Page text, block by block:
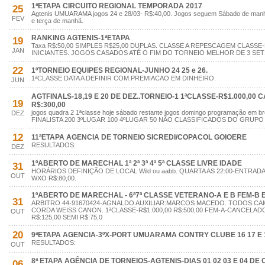
25
FEV
1ªETAPA CIRCUITO REGIONAL TEMPORADA 2017
Agtenis UMUARAMA jogos 24 e 28/03- R$:40,00. Jogos seguem Sábado de
e terça de manhã.
19
JAN
RANKING AGTENIS-1ªETAPA
Taxa R$:50,00 SIMPLES R$25,00 DUPLAS. CLASSE A REPESCAGEM
INICIANTES. JOGOS CASADOS ATÉ O FIM DO TORNEIO MELHOR DE 3
22
JUN
1ºTORNEIO EQUIPES REGIONAL-JUNHO 24 25 e 26.
1ªCLASSE DATA A DEFINIR COM.PREMIACAO EM DINHEIRO.
19
DEZ
AGTFINALS-18,19 E 20 DE DEZ..TORNEIO-1 1ªCLASSE-R$1.000,00
R$:300,00
jogos quadra 2 1ªclasse hoje sábado restante jogos domingo programação em
FINALISTA 200 3ºLUGAR 100 4ºLUGAR 50 NÃO CLASSIFICADOS DO
12
DEZ
11ªETAPA AGENCIA DE TORNEIO SICREDI/COPACOL GOIOERE
RESULTADOS:
31
OUT
1ºABERTO DE MARECHAL 1ª 2ª 3ª 4ª 5ª CLASSE LIVRE IDADE
HORÁRIOS DEFINIÇÃO DE LOCAL Wild ou aabb. QUARTA AS 22:00-
WXO R$:80,00.
31
OUT
1ºABERTO DE MARECHAL - 6ª7ª CLASSE VETERANO-A E B FEM-B
ARBITRO 44-91670424-AGNALDO AUXILIAR:MARCOS MACEDO. TODOS
CORDA WEISS CANON. 1ªCLASSE-R$1.000,00 R$:500,00 FEM-A-
R$:125,00 SEMI R$:75,0
20
OUT
9ªETAPA AGENCIA-3ºX-PORT UMUARAMA CONTRY CLUBE 16 17 E
RESULTADOS:
8ª ETAPA AGÊNCIA DE TORNEIOS-AGTENIS-DIAS 01 02 03 E 04 DE